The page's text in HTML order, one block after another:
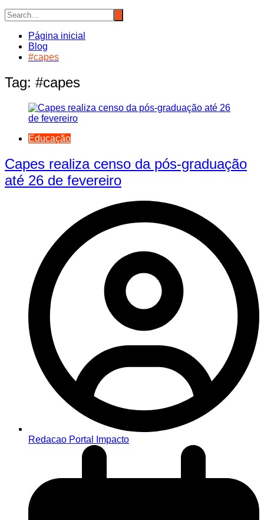
Página inicial
Blog
#capes
Tag: #capes
Educação
Capes realiza censo da pós-graduação
até 26 de fevereiro
Redacao Portal Impacto